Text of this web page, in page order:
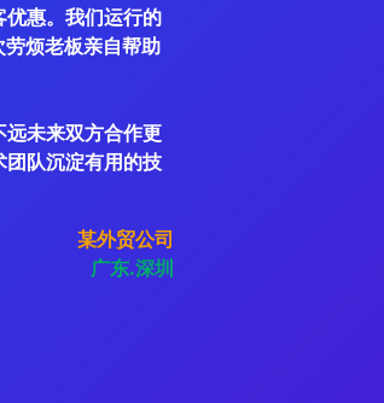
优惠。我们运行的
烦老板亲自帮助
远未来双方合作更
团队沉淀有用的技
某外贸公司
广东.深圳